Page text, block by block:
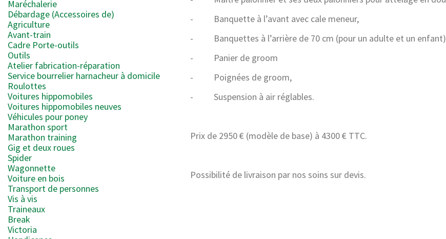
Maréchalerie
Débardage (Accessoires de)
Agriculture
Avant-train
Cadre Porte-outils
Outils
Atelier fabrication-réparation
Service bourrelier harnacheur à domicile
Roulottes
Voitures hippomobiles
Voitures hippomobiles neuves
Véhicules pour poney
Marathon sport
Marathon training
Gig et deux roues
Spider
Wagonnette
Voiture en bois
Transport de personnes
Vis à vis
Traineaux
Break
Victoria
- Banquette à l’avant avec cale meneur,
- Banquettes à l’arrière de 70 cm (pour un adulte et un
- Panier de groom
- Poignées de groom,
- Suspension à air réglables.
Prix de 2950 € (modèle de base) à 4300 € TTC.
Possibilité de livraison par nos soins sur devis.